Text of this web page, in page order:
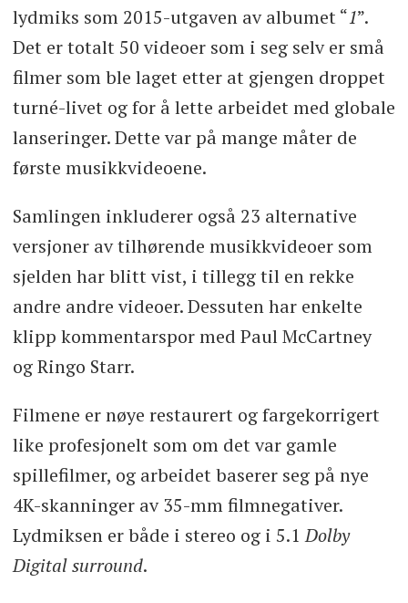
lydmiks som 2015-utgaven av albumet “1”.
Det er totalt 50 videoer som i seg selv er små
filmer som ble laget etter at gjengen droppet
turné-livet og for å lette arbeidet med globale
lanseringer. Dette var på mange måter de
første musikkvideoene.
Samlingen inkluderer også 23 alternative
versjoner av tilhørende musikkvideoer som
sjelden har blitt vist, i tillegg til en rekke
andre andre videoer. Dessuten har enkelte
klipp kommentarspor med Paul McCartney
og Ringo Starr.
Filmene er nøye restaurert og fargekorrigert
like profesjonelt som om det var gamle
spillefilmer, og arbeidet baserer seg på nye
4K-skanninger av 35-mm filmnegativer.
Lydmiksen er både i stereo og i 5.1Dolby
Digital surround.